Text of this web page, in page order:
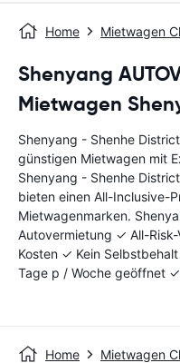
Home Mietwagen
Shenyang
Mietwagen
Shenyang - Shenhe
günstigen Mietwagen mit
Shenyang - Shenhe
bieten einen All-Inclusive-
Mietwagenmarken.
Autovermietung ✓ All-
Kosten ✓ Kein
Tage p / Woche geöffnet
Home Mietwagen